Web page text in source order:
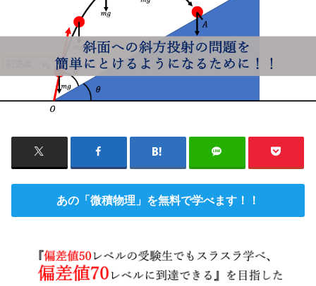
あの「微積物理」を無料で学べます！！